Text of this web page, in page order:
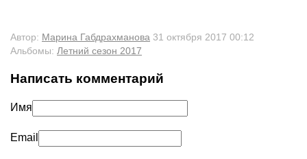
Автор: Марина Габдрахманова 31 октября 2017 00:12
Альбомы: Летний сезон 2017
Написать комментарий
Имя
Email